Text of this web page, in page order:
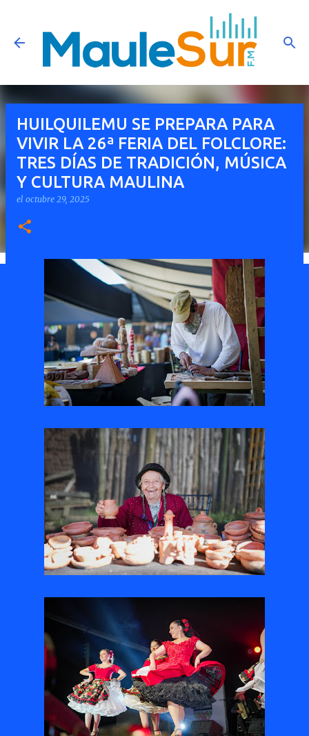
Ir al contenido principal
HUILQUILEMU SE PREPARA PARA
VIVIR LA 26ª FERIA DEL FOLCLORE:
TRES DÍAS DE TRADICIÓN, MÚSICA
Y CULTURA MAULINA
el octubre 29, 2025